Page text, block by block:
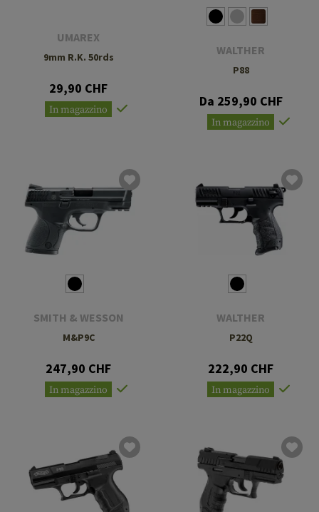
UMAREX
9mm R.K. 50rds
29,90 CHF
In magazzino
WALTHER
P88
Da 259,90 CHF
In magazzino
SMITH & WESSON
M&P9C
247,90 CHF
In magazzino
WALTHER
P22Q
222,90 CHF
In magazzino